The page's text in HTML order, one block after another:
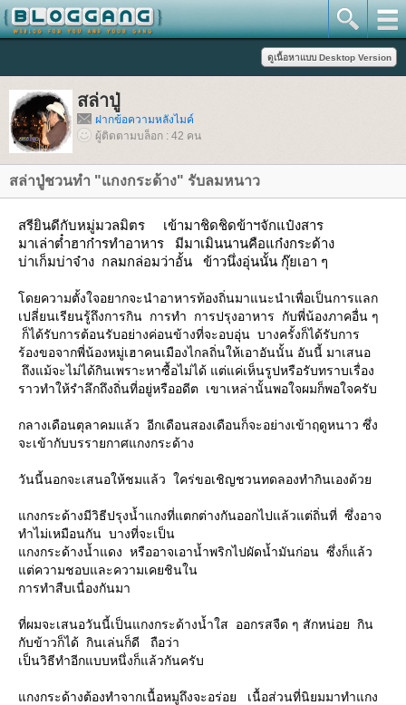
สล่าปู่
ฝากข้อความหลังไมค์
ผู้ติดตามบล็อก : 42 คน
สล่าปู่ชวนทำ "แกงกระด้าง" รับลมหนาว
สรียินดีกับหมู่มวลมิตร เข้ามาชิดชิดข้าฯจักแป๋งสาร
มาเล่าต๋ำฮาก๋ารทำอาหาร มีมาเมินนานคือแก๋งกระด้าง
บ่าเก็มบ่าจ๋าง กลมกล่อมว่าอั้น ข้าวนึ่งอุ่นนั้น กุ๊ยเอา ๆ
ดยความตั้งใจอยากจะนำอาหารท้องถิ่นมาแนะนำเพื่อเป็นการแลก
เปลี่ยนเรียนรู้ถึงการกิน การทำ การปรุงอาหาร กับพี่น้องภาคอื่น ๆ
ก็ได้รับการต้อนรับอย่างค่อนข้างที่จะอบอุ่น บางครั้งก็ได้รับการ
ร้องขอจากพี่น้องหมู่เฮาคนเมืองไกลถิ่นให้เอาอันนั้น อันนี้ มาเสนอ
ถึงแม้จะไม่ได้กินเพราะหาซื้อไม่ได้ แต่แค่เห็นรูปหรือรับทราบเรื่อง
ราวทำให้รำลึกถึงถิ่นที่อยู่หรืออดีต เขาเหล่านั้นพอใจผมก็พอใจครับ
กลางเดือนตุลาคมแล้ว อีกเดือนสองเดือนก็จะอย่างเข้าฤดูหนาว ซึ่ง
จะเข้ากับบรรายกาศแกงกระด้าง
วันนี้นอกจะเสนอให้ชมแล้ว ใคร่ขอเชิญชวนทดลองทำกินเองด้ว
กงกระด้างมีวิธีปรุงน้ำแกงที่แตกต่างกันออกไปแล้วแต่ถิ่นที่ ซึ่งอาจ
ทำไม่เหมือนกัน บางที่จะเป็น
กงกระด้างน้ำแดง หรืออาจเอาน้ำพริกไปผัดน้ำมันก่อน ซึ่งก็แล้ว
ต่ความชอบและความเคยชินใน
การทำสืบเนื่องกันมา
ที่ผมจะเสนอวันนี้เป็นแกงกระด้างน้ำใส ออกรสจืด ๆ สักหน่อย กิน
กับข้าวก็ได้ กินเล่นก็ดี ถือว่า
เป็นวิธีทำอีกแบบหนึ่งก็แล้วกันครับ
กงกระด้างต้องทำจากเนื้อหมูถึงจะอร่อย เนื้อส่วนที่นิยมมาทำแกง